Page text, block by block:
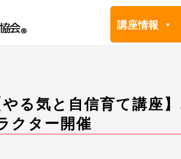
講座情報
る気と自信育て講座
クター開催